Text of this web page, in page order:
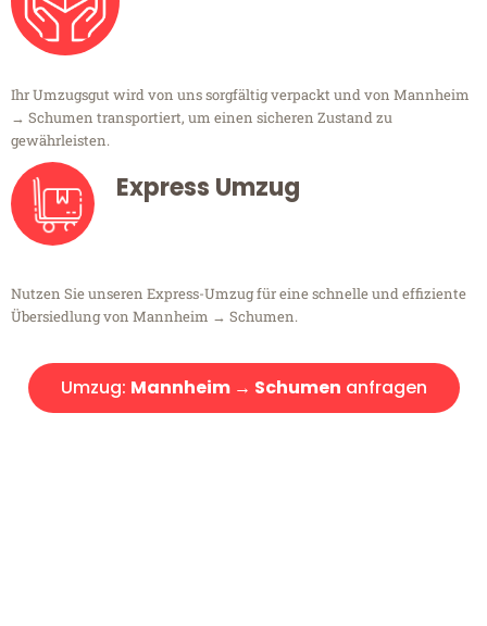
Ihr Umzugsgut wird von uns sorgfältig verpackt und von Mannheim
→ Schumen transportiert, um einen sicheren Zustand zu
gewährleisten.
Express Umzug
Nutzen Sie unseren Express-Umzug für eine schnelle und effiziente
Übersiedlung von Mannheim → Schumen.
Umzug: Mannheim → Schumen anfragen